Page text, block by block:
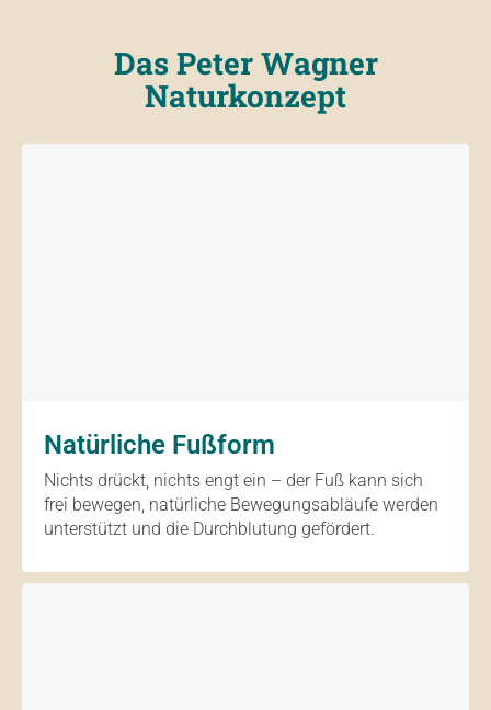
Das Peter Wagner
Naturkonzept
Natürliche Fußform
Nichts drückt, nichts engt ein – der Fuß kann sich
frei bewegen, natürliche Bewegungsabläufe werden
unterstützt und die Durchblutung gefördert.